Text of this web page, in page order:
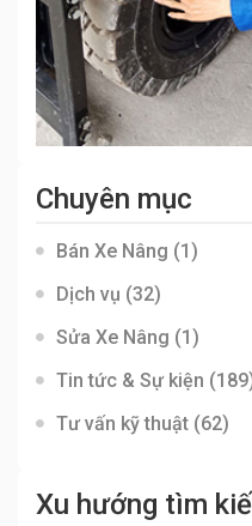
Chuyên mục
Bán Xe Nâng (1)
Dịch vụ (32)
Sửa Xe Nâng (1)
Tin tức & Sự kiện
Tư vấn kỹ thuật (62)
Xu hướng tìm